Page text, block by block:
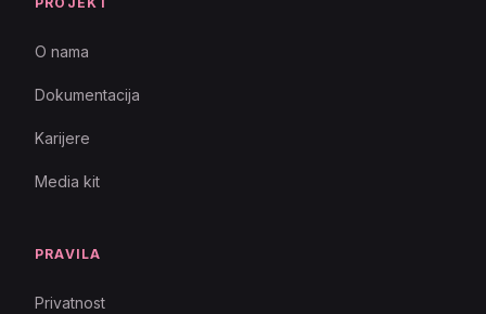
O nama
Dokumentacija
Karijere
Media kit
PRAVILA
Privatnost